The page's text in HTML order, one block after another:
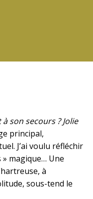
son secours ? Jolie
principal,
J’ai voulu réfléchir
magique… Une
à
sous-tend le